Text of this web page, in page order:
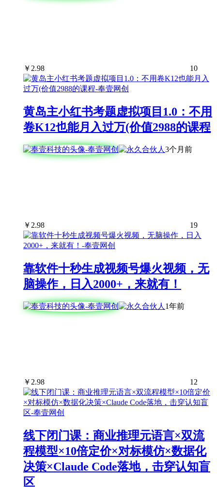
￥2.98 10
黄岛主小红书考题虚拟项目1.0：不用
卷K12也能月入过万(价值2988的课程
3个月前
￥ 2.98 19
靠软件十秒生成视频号爆火视频，无
脑操作，日入2000+，来就有！
1年前
￥ 2.98 12
线下闭门课：商业推理元语言×双流
程模型×10倍定价×对标模仿×数据化
决策×Claude Code落地，击穿认知盲
区